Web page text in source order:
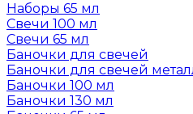
Наборы 65 мл
Свечи 100 мл
Свечи 65 мл
Баночки для свечей
Баночки для свечей
Баночки 100 мл
Баночки 130 мл